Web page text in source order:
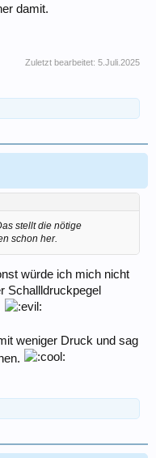
damit.
Zuletzt bearbeitet: 5.Juli.2025
stellt die nötige
schon her.
würde ich mich nicht
Schallldruckpegel
weniger Druck und sag